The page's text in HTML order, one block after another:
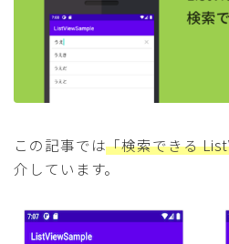
この記事では「検索できる
介しています。